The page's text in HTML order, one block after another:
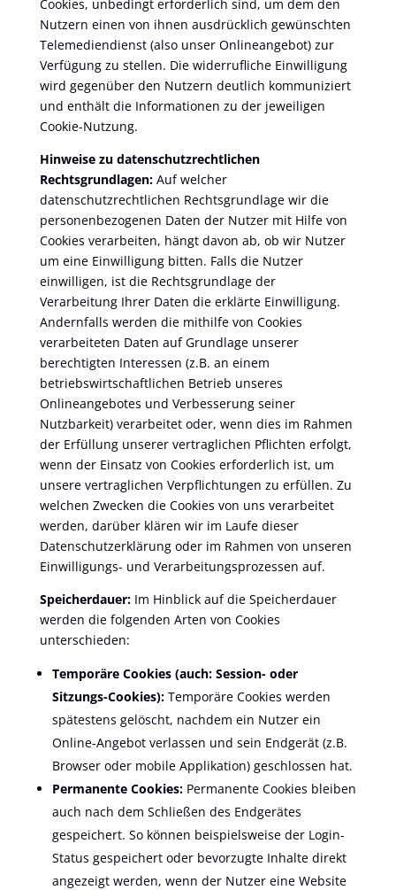
Cookies, unbedingt erforderlich sind, um dem den
Nutzern einen von ihnen ausdrücklich gewünschten
Telemediendienst (also unser Onlineangebot) zur
Verfügung zu stellen. Die widerrufliche Einwilligung
wird gegenüber den Nutzern deutlich kommuniziert
und enthält die Informationen zu der jeweiligen
Cookie-Nutzung.
Hinweise zu datenschutzrechtlichen
Rechtsgrundlagen: Auf welcher
datenschutzrechtlichen Rechtsgrundlage wir die
personenbezogenen Daten der Nutzer mit Hilfe von
Cookies verarbeiten, hängt davon ab, ob wir Nutzer
um eine Einwilligung bitten. Falls die Nutzer
einwilligen, ist die Rechtsgrundlage der
Verarbeitung Ihrer Daten die erklärte Einwilligung.
Andernfalls werden die mithilfe von Cookies
verarbeiteten Daten auf Grundlage unserer
berechtigten Interessen (z.B. an einem
betriebswirtschaftlichen Betrieb unseres
Onlineangebotes und Verbesserung seiner
Nutzbarkeit) verarbeitet oder, wenn dies im Rahmen
der Erfüllung unserer vertraglichen Pflichten erfolgt,
wenn der Einsatz von Cookies erforderlich ist, um
unsere vertraglichen Verpflichtungen zu erfüllen. Zu
welchen Zwecken die Cookies von uns verarbeitet
werden, darüber klären wir im Laufe dieser
Datenschutzerklärung oder im Rahmen von unseren
Einwilligungs- und Verarbeitungsprozessen auf.
Speicherdauer: Im Hinblick auf die Speicherdauer
werden die folgenden Arten von Cookies
unterschieden:
Temporäre Cookies (auch: Session- oder
Sitzungs-Cookies):Temporäre Cookies werden
spätestens gelöscht, nachdem ein Nutzer ein
Online-Angebot verlassen und sein Endgerät (z.B.
Browser oder mobile Applikation) geschlossen hat.
Permanente Cookies:Permanente Cookies bleiben
auch nach dem Schließen des Endgerätes
gespeichert. So können beispielsweise der Login-
Status gespeichert oder bevorzugte Inhalte direkt
angezeigt werden, wenn der Nutzer eine Website